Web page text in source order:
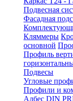
Подвесная
Фасадная
Кляммеры
основной
Профиль
Подвесы
Угловые
Профили и
Албес DIN